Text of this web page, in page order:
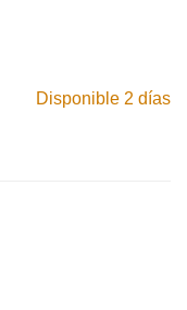
Disponible 2 días